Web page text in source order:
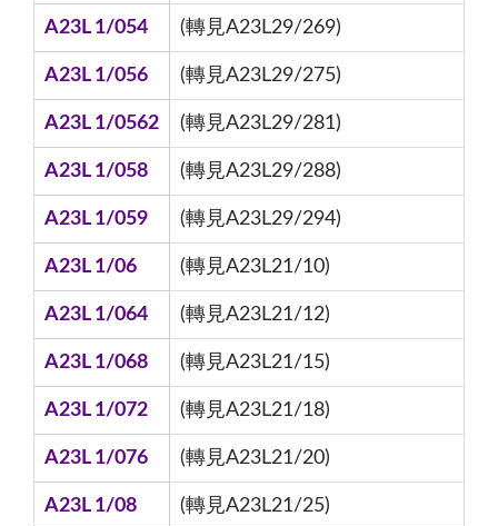
A23L 1/054 (轉見A23L29/269)
A23L 1/056 (轉見A23L29/275)
A23L 1/0562 (轉見A23L29/281)
A23L 1/058 (轉見A23L29/288)
A23L 1/059 (轉見A23L29/294)
A23L 1/06 (轉見A23L21/10)
A23L 1/064 (轉見A23L21/12)
A23L 1/068 (轉見A23L21/15)
A23L 1/072 (轉見A23L21/18)
A23L 1/076 (轉見A23L21/20)
A23L 1/08 (轉見A23L21/25)